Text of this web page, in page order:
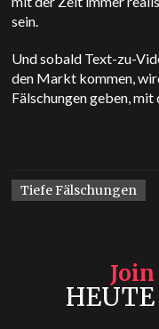
sein.
Und sobald Text-zu-
den Markt kommen,
Fälschungen geben, mit
Tiefe Fälschungen